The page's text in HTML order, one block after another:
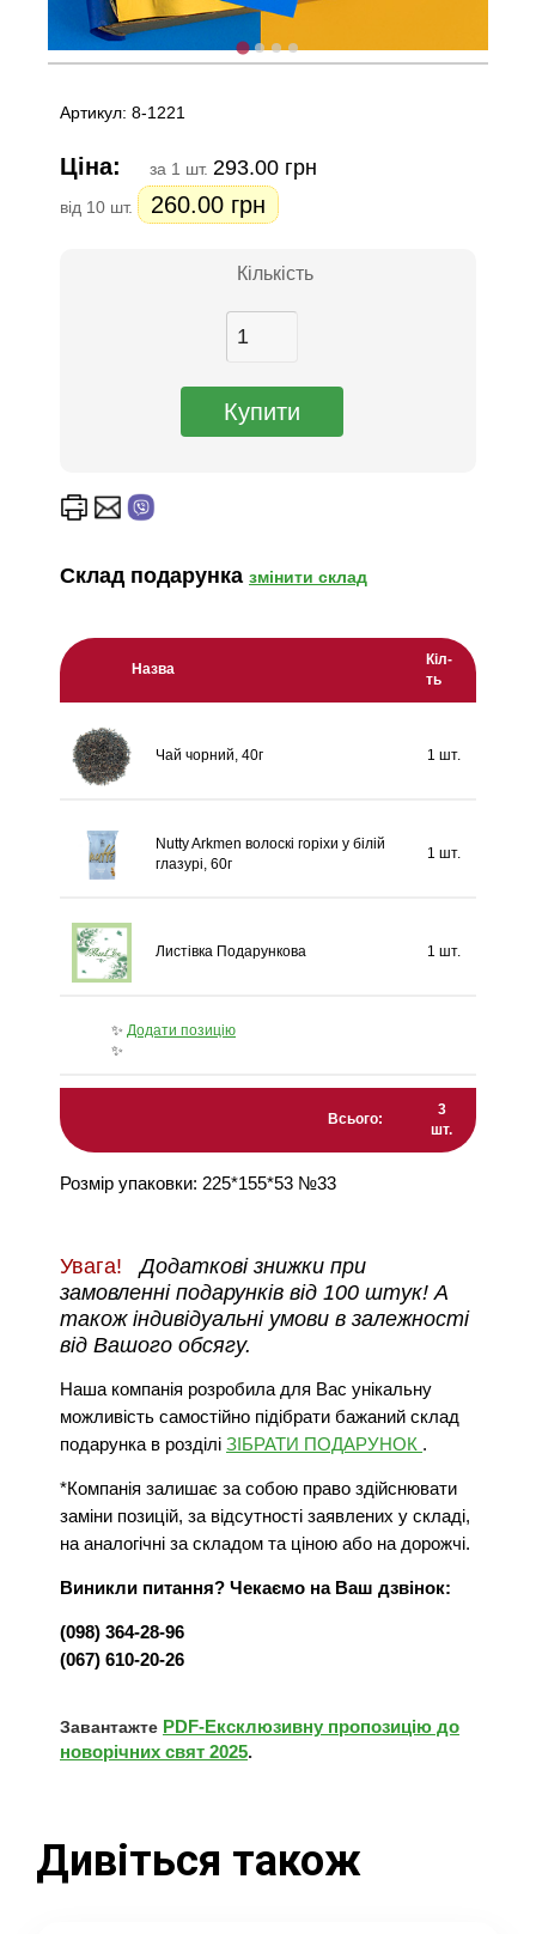
Артикул: 8-1221
Ціна: за 1 шт. 293.00 грн
від 10 шт. 260.00 грн
Кількість
Склад подарунка змінити склад
Назва
Кіл-
ть
Чай чорний, 40г 1 шт.
Nutty Arkmen волоскі горіхи у білій
глазурі, 60г
1 шт.
Листівка Подарункова 1 шт.
✨ Додати позицію
✨
Всього:
3
шт.
Розмір упаковки: 225*155*53 №33
Увага!
Додаткові знижки при
замовленні подарунків від 100 штук! А
також індивідуальні умови в залежності
від Вашого обсягу.
Наша компанія розробила для Вас унікальну
можливість самостійно підібрати бажаний склад
подарунка в розділі ЗІБРАТИ ПОДАРУНОК .
*Компанія залишає за собою право здійснювати
заміни позицій, за відсутності заявлених у складі,
на аналогічні за складом та ціною або на дорожчі.
Виникли питання? Чекаємо на Ваш дзвінок:
(098) 364-28-96
(067) 610-20-26
Завантажте PDF-Ексклюзивну пропозицію до
новорічних свят 2025.
Дивіться також